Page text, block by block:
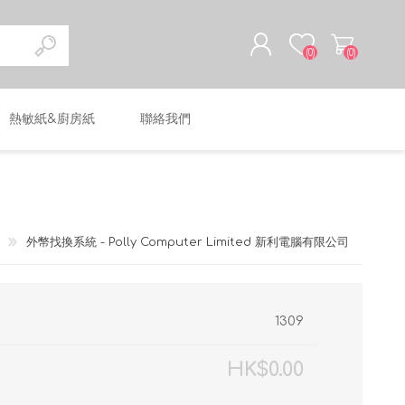
(0) (0)
熱敏紙&廚房紙 聯絡我們
外幣找換系統 - Polly Computer Limited 新利電腦有限公司
1309
HK$0.00